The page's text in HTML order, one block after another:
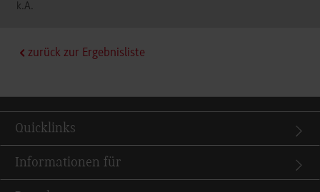
k.A.
zurück zur Ergebnisliste
Quicklinks
Informationen für